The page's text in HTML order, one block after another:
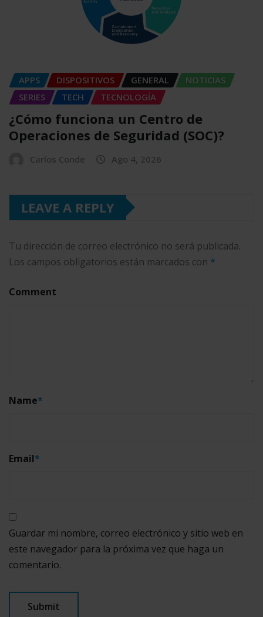
APPS DISPOSITIVOS GENERAL
NOTICIAS
SERIES
TECH TECNOLOGÍA
¿Cómo funciona un Centro de
Operaciones de Seguridad (SOC)?
Carlos Conde Ago 4, 2026
LEAVE A REPLY
Tu dirección de correo electrónico no será publicada.
Los campos obligatorios están marcados con *
Comment
Name*
Email*
Guardar mi nombre, correo electrónico y sitio web en
este navegador para la próxima vez que haga un
comentario.